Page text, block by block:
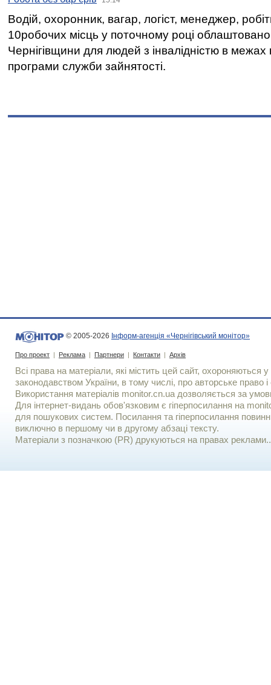
Водій, охоронник, вагар, логіст, менеджер,
10робочих місць у поточному році
Чернігівщини для людей з інвалідністю в межах
програми служби зайнятості.
© 2005-2026 Інформ-агенція «Чернігівський монітор»
Про проект | Реклама | Партнери | Контакти | Архів
Всі права на матеріали, які містить цей сайт, охороняються у
законодавством України, в тому числі, про авторське право і
Використання матерiалiв monitor.cn.ua дозволяється за
Для iнтернет-видань обов'язковим є гiперпосилання на
для пошукових систем. Посилання та гіперпосилання
виключно в першому чи в другому абзаці тексту.
Матеріали з позначкою (PR) друкуються на правах реклами..